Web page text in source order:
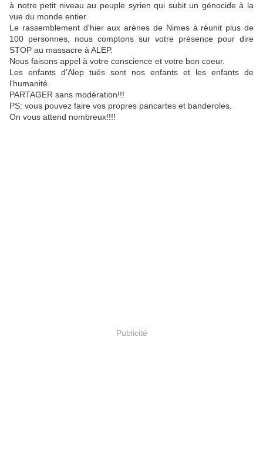
à notre petit niveau au peuple syrien qui subit un génocide à la
vue du monde entier.
Le rassemblement d'hieraux arènes de Nimes à réunit plus de
100 personnes, nous comptons sur votre présence pour dire
STOP au massacre à ALEP.
Nous faisons appel à votre conscience et votre bon coeur.
Les enfants d'Alep tués sont nos enfants et les enfants de
l'humanité.
PARTAGER sans modération!!!
PS: vous pouvez faire vos propres pancartes et banderoles.
On vous attend nombreux!!!!
Publicité